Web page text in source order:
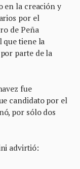
en la creación y
por el
de Peña
que tiene la
parte de la
fue
candidato por el
por sólo dos
advirtió: